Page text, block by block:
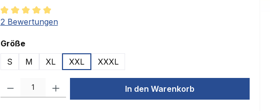
Durchschnittliche Bewertung von 5 von 5 Sternen
2 Bewertungen
Größeauswählen
S
M XL XXL XXXL
Produkt Anzahl: Gib den gewünschten Wert ein oder benutze die Schaltflächen
In den Warenkorb